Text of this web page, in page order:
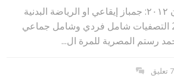
يوتيوب اولمبياد لندن ٢٠١٢: جمباز إيقاعي او الرياضة البدنية
الايقاعية لندن 2012 التصفيات شامل فردي وشامل جماعي
رستم المصرية للمرة ال...
7 تعليق